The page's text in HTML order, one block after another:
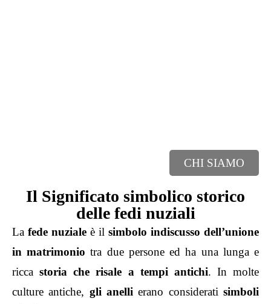
CHI SIAMO
Il Significato simbolico storico
delle fedi nuziali
La fede nuziale è il simbolo indiscusso dell’unione
in matrimonio tra due persone ed ha una lunga e
riccastoria che risale a tempi antichi. In molte
culture antiche, gli anelli erano consideratisimboli